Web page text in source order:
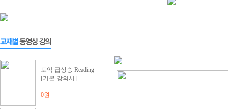
토익 급상승 Reading
[기본 강의서]
0원